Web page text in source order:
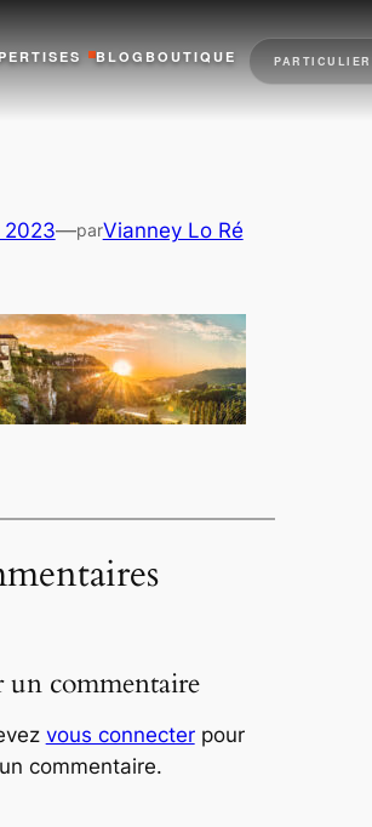
BLOG BOUTIQUE PARTICULIER
2023—parVianney Lo Ré
un commentaire
vous connecterpour
commentaire.